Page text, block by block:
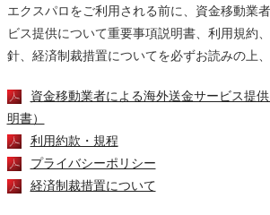
エクスパロをご利用される前に、資金移動業
ビス提供について重要事項説明書、利用規約
針、経済制裁措置についてを必ずお読みの上、
資金移動業者による海外送金サービス提
明書）
利用約款・規程
プライバシーポリシー
経済制裁措置について